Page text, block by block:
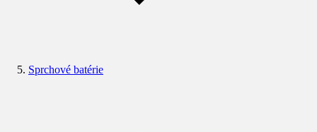
Sprchové batérie